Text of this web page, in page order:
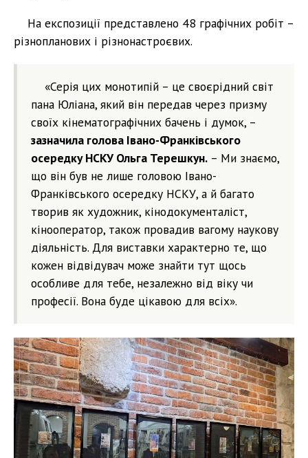
На експозиції представлено 48 графічних робіт –
різнопланових і різнонастроєвих.
«Серія цих монотипій – це своєрідний світ
пана Юліана, який він передав через призму
своїх кінематографічних бачень і думок, –
зазначила голова Івано-Франківського
осередку НСКУ Ольга Терешкун. – Ми знаємо,
що він був не лише головою Івано-
Франківського осередку НСКУ, а й багато
творив як художник, кінодокументаліст,
кінооператор, також провадив вагому наукову
діяльність. Для виставки характерно те, що
кожен відвідувач може знайти тут щось
особливе для тебе, незалежно від віку чи
професії. Вона буде цікавою для всіх».